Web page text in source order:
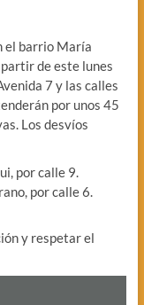
el barrio María
de este lunes
7 y las calles
por unos 45
Los desvíos
por calle 9.
por calle 6.
y respetar el